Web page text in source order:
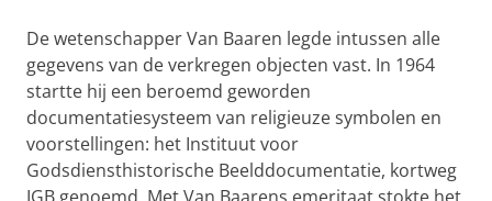
De wetenschapper Van Baaren legde intussen alle
gegevens van de verkregen objecten vast. In 1964
startte hij een beroemd geworden
documentatiesysteem van religieuze symbolen en
voorstellingen: het Instituut voor
Godsdiensthistorische Beelddocumentatie, kortweg